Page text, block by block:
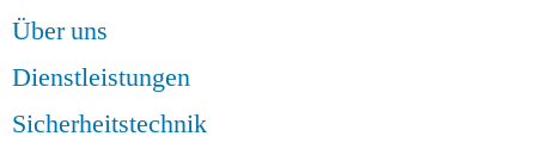
Über uns
Dienstleistungen
Sicherheitstechnik